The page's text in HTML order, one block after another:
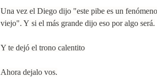
Una vez el Diego dijo "este pibe es un
viejo". Y si el más grande dijo eso por algo será.
Y te dejó el trono calentito
Ahora dejalo vos.